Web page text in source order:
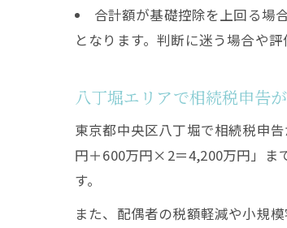
合計額が基礎控除を上回る場
となります。判断に迷う場合や
八丁堀エリアで相続税申告
東京都中央区八丁堀で相続税申
円＋600万円×2＝4,200万円」ま
す。
また、配偶者の税額軽減や小規